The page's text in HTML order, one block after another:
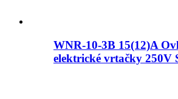
WNR-10-3B 15(12)A
elektrické vrtačky 250V